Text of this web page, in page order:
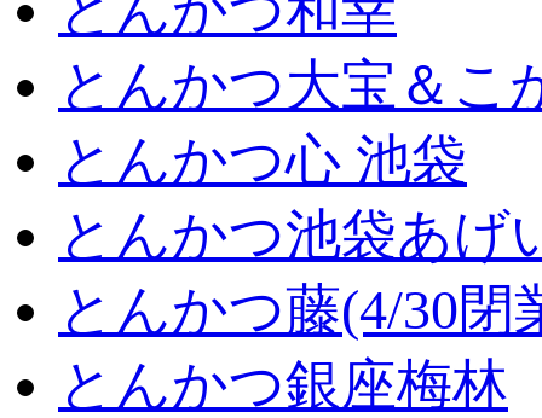
とんかつ大宝＆こ
とんかつ心 池袋
とんかつ池袋あげ
とんかつ藤(4/30閉
とんかつ銀座梅林